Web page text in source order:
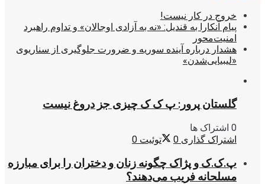
خروج در کار نیست!
پیام آنکارا به قندیل: «نه به آزادی اوجالان» و تداوم راهبرد
امنیت‌محور
هشدار درباره آینده سوریه و ضرورت جلوگیری از سناریوی
«لیبیایی‌شدن»
گلستان پرور: پ ک ک چیزی جز دروغ نیست
0 اشتراک ها
اشتراک گذاری 0 توئیت 0
پ.ک.ک و پژاک چگونه زنان و دختران را برای مبارزه
مسلحانه فریب می‌دهند؟